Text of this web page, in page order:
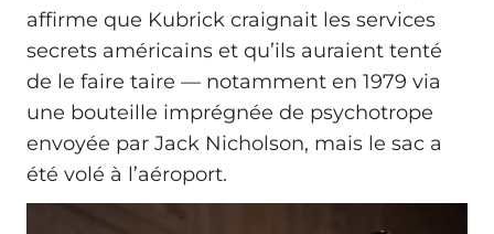
affirme que Kubrick craignait les services
secrets américains et qu’ils auraient tenté
de le faire taire — notamment en 1979 via
une bouteille imprégnée de psychotrope
envoyée par Jack Nicholson, mais le sac a
été volé à l’aéroport.